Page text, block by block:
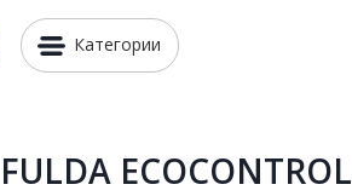
Категории
FULDA